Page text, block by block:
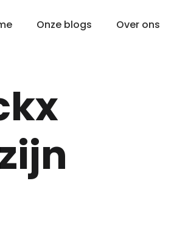
Onze blogs Over ons